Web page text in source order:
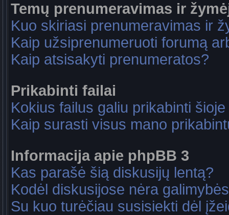
Temų prenumeravimas ir
Kuo skiriasi prenumeravimas ir
Kaip užsiprenumeruoti forumą
Kaip atsisakyti prenumeratos?
Prikabinti failai
Kokius failus galiu prikabinti
Kaip surasti visus mano
Informacija apie phpBB 3
Kas parašė šią diskusijų lentą?
Kodėl diskusijose nėra
Su kuo turėčiau susisiekti dėl